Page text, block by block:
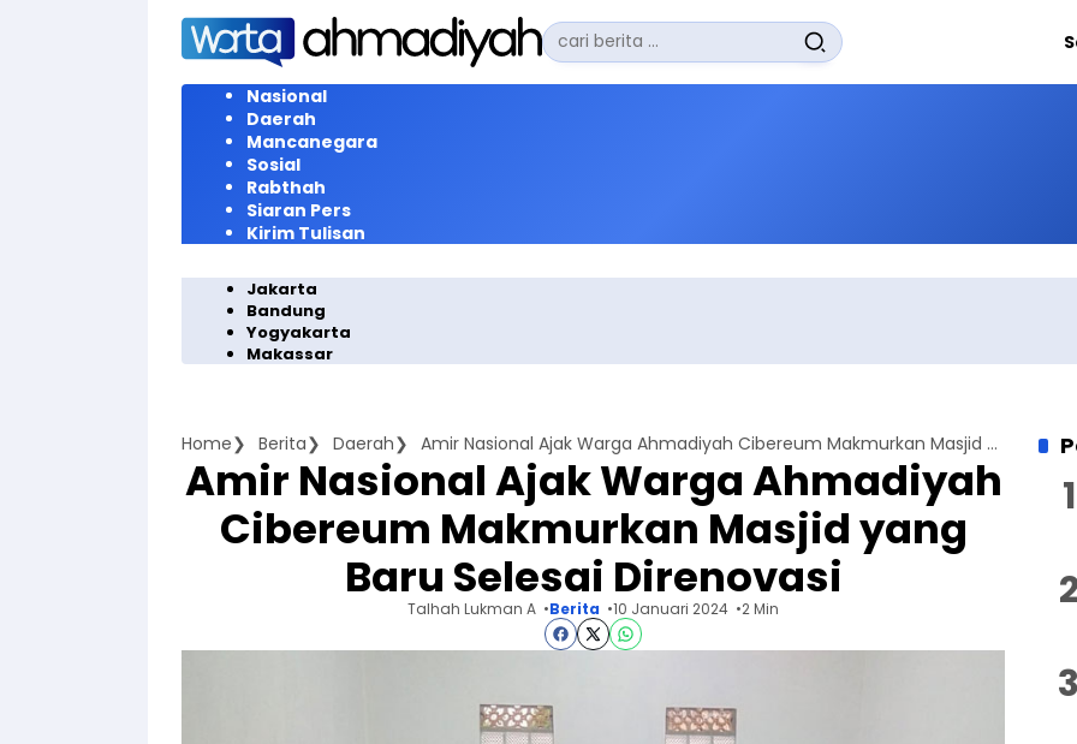
Langsung
konten
Pencarian
untuk:
Nasional
Daerah
Mancanegara
Sosial
Rabthah
Siaran Pers
Kirim Tulisan
Jakarta
Bandung
Yogyakarta
Makassar
Home Berita Daerah Amir Nasional Ajak Warga Ahmadiyah Cibereum Makmurkan Masjid yang Baru Selesai Direnovasi
Amir Nasional Ajak Warga Ahmadiyah
Cibereum Makmurkan Masjid yang
Baru Selesai Direnovasi
Talhah Lukman A Berita 10 Januari 2024 2 Min